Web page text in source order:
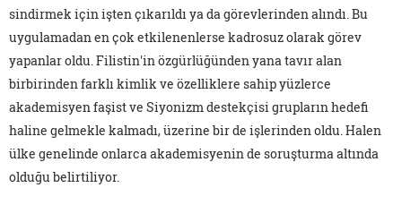
sindirmek için işten çıkarıldı ya da görevlerinden alındı. Bu
uygulamadan en çok etkilenenlerse kadrosuz olarak görev
yapanlar oldu. Filistin'in özgürlüğünden yana tavır alan
birbirinden farklı kimlik ve özelliklere sahip yüzlerce
akademisyen faşist ve Siyonizm destekçisi grupların hedefi
haline gelmekle kalmadı, üzerine bir de işlerinden oldu. Halen
ülke genelinde onlarca akademisyenin de soruşturma altında
olduğu belirtiliyor.